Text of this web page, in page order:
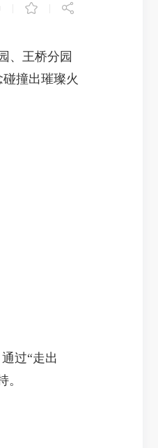
 
、王桥分园
撞出璀璨火
过“走出